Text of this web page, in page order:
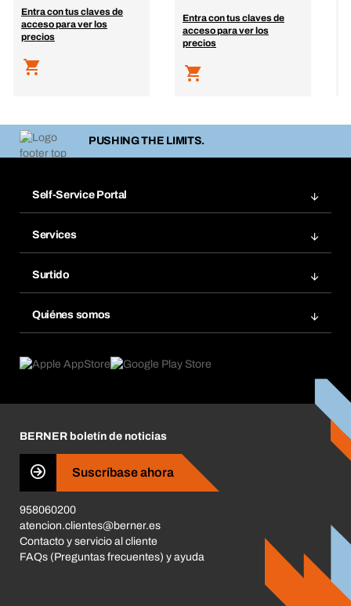
Entra con tus claves de
acceso para ver los
precios
Entra con tus claves de
acceso para ver los
precios
PUSHING THE LIMITS.
Self-Service Portal
Grupos Favoritos
Repetir pedido
Pedidos programados
Services
Gestión Química
eProcurement
Buscadores de productos
Surtido
Quiénes somos
Lo que nos mueve
Tiendas BERNER
Business Conduct
BERNER boletín de noticias
Suscríbase ahora
958060200
atencion.clientes@berner.es
Contacto y servicio al cliente
FAQs (Preguntas frecuentes) y ayuda